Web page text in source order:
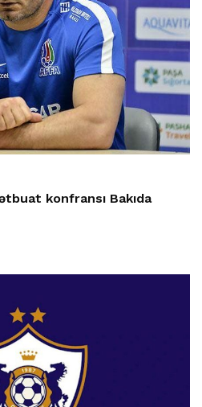
konfransı Bakıda